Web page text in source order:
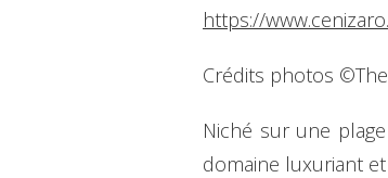
https://
Crédits photos
Niché sur une
domaine luxuriant